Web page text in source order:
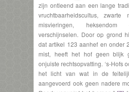
zijn ontleend aan een lange
vruchtbaarheidscultus,
misvieringen, heksendom
verschijnselen. Door op grond
dat artikel 123 aanhef en onder
mist, heeft het hof geen blijk
onjuiste rechtsopvatting. ‘s-Hofs
het licht van wat in de
aangevoerd ook geen nadere